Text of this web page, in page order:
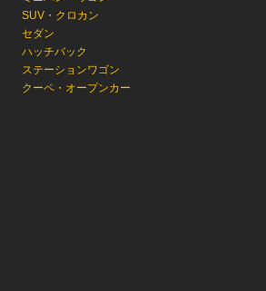
SUV・クロカン
セダン
ハッチバック
ステーションワゴン
クーペ・オープンカー